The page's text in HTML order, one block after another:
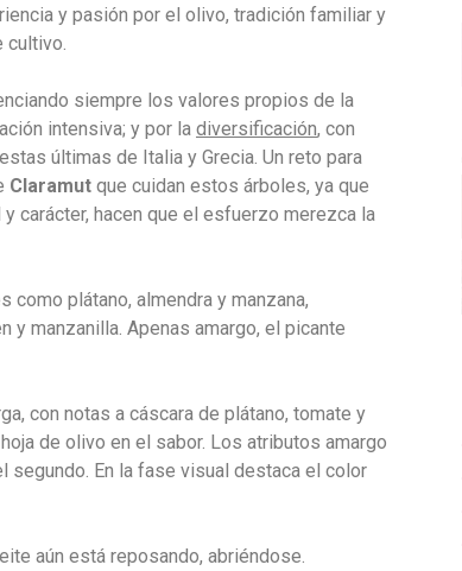
y pasión por el olivo, tradición familiar y
cultivo.
siempre los valores propios de la
intensiva; y por la diversificación, con
últimas de Italia y Grecia. Un reto para
Claramut que cuidan estos árboles, ya que
carácter, hacen que el esfuerzo merezca la
plátano, almendra y manzana,
y manzanilla. Apenas amargo, el picante
con notas a cáscara de plátano, tomate y
de olivo en el sabor. Los atributos amargo
En la fase visual destaca el color
aún está reposando, abriéndose.